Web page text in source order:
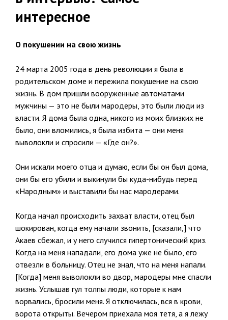
интересное
О покушении на свою жизнь
24 марта 2005 года в день революции я была в
родительском доме и пережила покушение на свою
жизнь. В дом пришли вооруженные автоматами
мужчины — это не были мародеры, это были люди из
власти. Я дома была одна, никого из моих близких не
было, они вломились, я была избита — они меня
выволокли и спросили — «Где он?».
Они искали моего отца и думаю, если бы он был дома,
они бы его убили и выкинули бы куда-нибудь перед
«Народным» и выставили бы нас мародерами.
Когда начал происходить захват власти, отец был
шокирован, когда ему начали звонить, [сказали,] что
Акаев сбежал, и у него случился гипертонический криз.
Когда на меня нападали, его дома уже не было, его
отвезли в больницу. Отец не знал, что на меня напали.
[Когда] меня выволокли во двор, мародеры мне спасли
жизнь. Услышав гул толпы люди, которые к нам
ворвались, бросили меня. Я отключилась, вся в крови,
ворота открыты. Вечером приехала моя тетя, а я лежу